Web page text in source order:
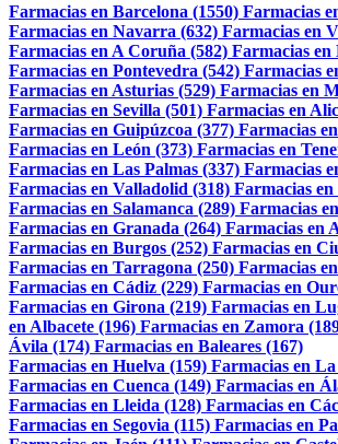
Farmacias en Barcelona (1550) Farmacias
Farmacias en Navarra (632) Farmacias en
Farmacias en A Coruña (582) Farmacias en
Farmacias en Pontevedra (542) Farmacias
Farmacias en Asturias (529) Farmacias en
Farmacias en Sevilla (501) Farmacias en
Farmacias en Guipúzcoa (377) Farmacias
Farmacias en León (373) Farmacias en
Farmacias en Las Palmas (337) Farmacias
Farmacias en Valladolid (318) Farmacias en
Farmacias en Salamanca (289) Farmacias
Farmacias en Granada (264) Farmacias en
Farmacias en Burgos (252) Farmacias en
Farmacias en Tarragona (250) Farmacias
Farmacias en Cádiz (229) Farmacias en
Farmacias en Girona (219) Farmacias en
en Albacete (196) Farmacias en Zamora
Ávila (174) Farmacias en Baleares (167)
Farmacias en Huelva (159) Farmacias en
Farmacias en Cuenca (149) Farmacias en
Farmacias en Lleida (128) Farmacias en
Farmacias en Segovia (115) Farmacias en